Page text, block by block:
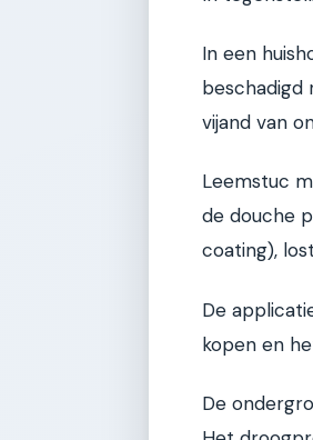
In een
beschadigd
vijand van
Leemstuc
de douche
coating),
De
kopen en
De